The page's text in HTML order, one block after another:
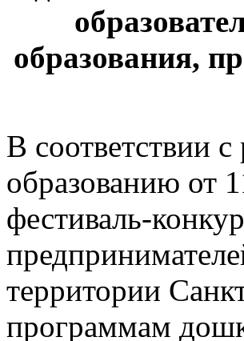
образования,
В соответствии
образованию от
фестиваль-
территории
программам